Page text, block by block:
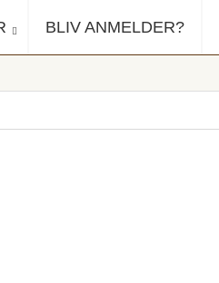
BLIV ANMELDER?